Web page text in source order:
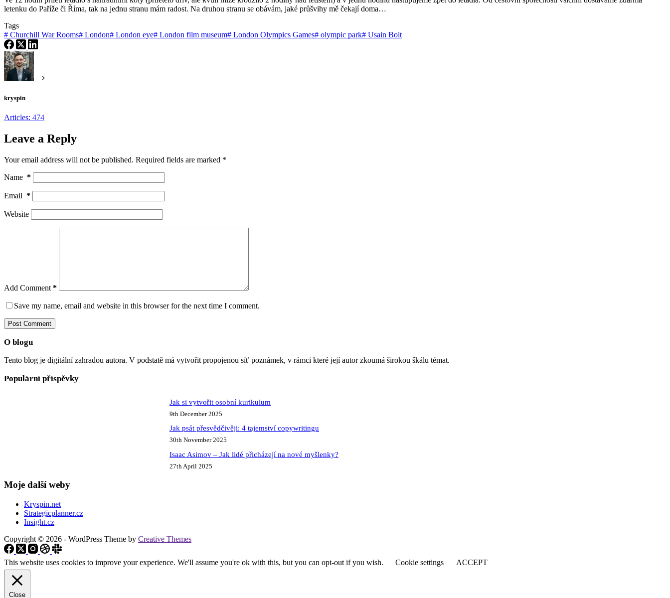
letenku do Paříže či Říma, tak na jednu stranu mám radost. Na druhou stranu se obávám, jaké průšvihy mě čekají doma…
Tags
# Churchill War Rooms# London# London eye# London film museum# London Olympics Games# olympic park# Usain Bolt
kryspin
Articles: 474
Leave a Reply
Your email address will not be published. Required fields are marked *
Name *
Email *
Website
Add Comment *
Save my name, email and website in this browser for the next time I comment.
Post Comment
O blogu
Tento blog je digitální zahradou autora. V podstatě má vytvořit propojenou síť poznámek, v rámci které její autor zkoumá širokou škálu témat.
Populární příspěvky
Jak si vytvořit osobní kurikulum
9th December 2025
Jak psát přesvědčivěji: 4 tajemství copywritingu
30th November 2025
Isaac Asimov – Jak lidé přicházejí na nové myšlenky?
27th April 2025
Moje další weby
Kryspin.net
Strategicplanner.cz
Insight.cz
Copyright © 2026 - WordPress Theme by Creative Themes
This website uses cookies to improve your experience. We'll assume you're ok with this, but you can opt-out if you wish. Cookie settings ACCEPT
Close